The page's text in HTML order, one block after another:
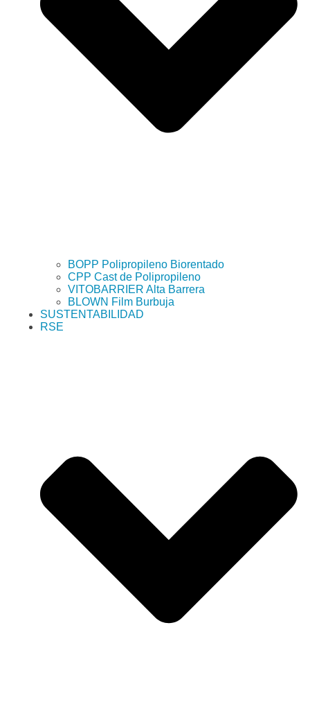
BOPP Polipropileno Biorentado
CPP Cast de Polipropileno
VITOBARRIER Alta Barrera
BLOWN Film Burbuja
SUSTENTABILIDAD
RSE